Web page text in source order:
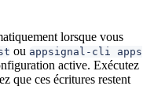
lorsque vous
ou appsignal-cli apps
active. Exécutez
que ces écritures restent